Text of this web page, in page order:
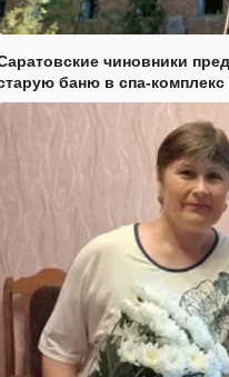
чиновники
баню в спа-комплекс